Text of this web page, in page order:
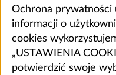
Ochrona prywatności
informacji o
cookies
„USTAWIENIA
potwierdzić swoje